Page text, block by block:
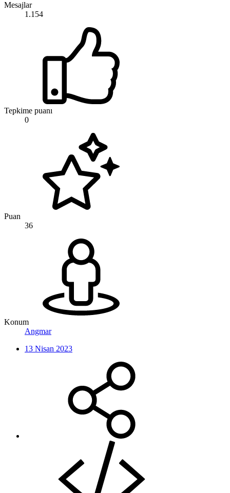
Mesajlar
1.154
Tepkime puanı
0
Puan
36
Konum
Angmar
13 Nisan 2023